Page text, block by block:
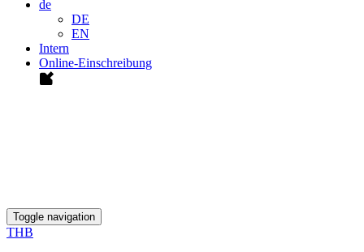
de
DE
EN
Intern
Online-Einschreibung
Toggle navigation
THB